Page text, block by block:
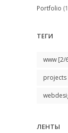
Portfolio
ТЕГИ
www [2/
projects
ЛЕНТЫ